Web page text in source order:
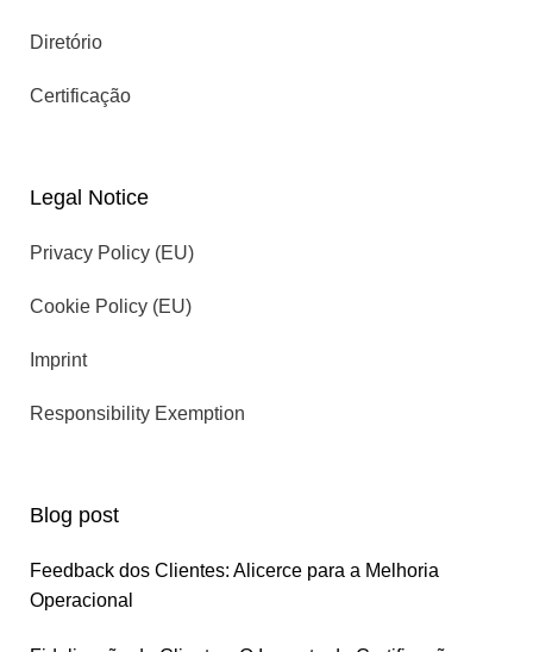
Diretório
Certificação
Legal Notice
Privacy Policy (EU)
Cookie Policy (EU)
Imprint
Responsibility Exemption
Blog post
Feedback dos Clientes: Alicerce para a Melhoria
Operacional